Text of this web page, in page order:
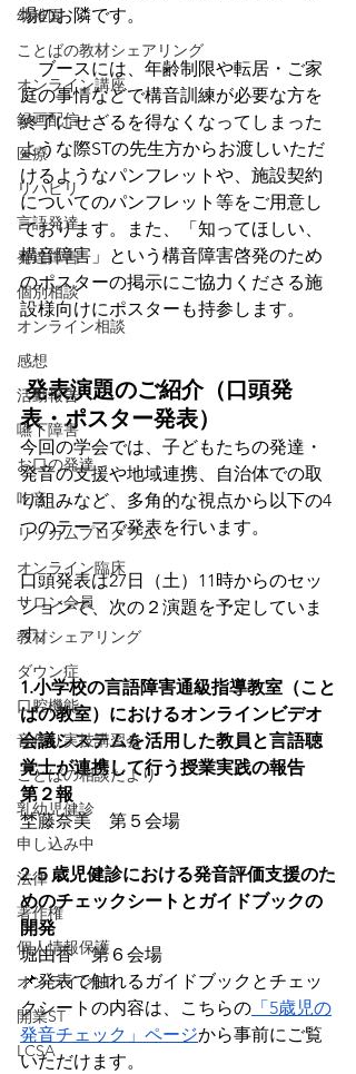
幼稚園
ことばの教材シェアリング
オンライン講座
録画配信
医療
リハビリ
言語発達
発達障害
個別相談
オンライン相談
感想
活動報告
嚥下障害
お口の発達
吃音
リッカムプログラム
オンライン臨床
サロン会員
教材シェアリング
ダウン症
口腔機能
音作り実技講習会
ことばの相談だより
乳幼児健診
申し込み中
法律
著作権
個人情報保護
オンラインST
開業ST
LCSA
場のお隣です。
ブースには、年齢制限や転居・ご家
庭の事情などで構音訓練が必要な方を
終了にせざるを得なくなってしまった
ような際STの先生方からお渡しいただ
けるようなパンフレットや、施設契約
についてのパンフレット等をご用意し
ております。また、「知ってほしい、
構音障害」という構音障害啓発のため
のポスターの掲示にご協力くださる施
設様向けにポスターも持参します。
発表演題のご紹介（口頭発
表・ポスター発表）
今回の学会では、子どもたちの発達・
発音の支援や地域連携、自治体での取
り組みなど、多角的な視点から以下の4
つのテーマで発表を行います。
口頭発表は27日（土）11時からのセッ
ションで、次の２演題を予定していま
す。
1.小学校の言語障害通級指導教室（こと
ばの教室）におけるオンラインビデオ
会議システムを活用した教員と言語聴
覚士が連携して行う授業実践の報告
第２報
埜藤奈美　第５会場
2.５歳児健診における発音評価支援のた
めのチェックシートとガイドブックの
開発
堀由香　第６会場
📌発表で触れるガイドブックとチェッ
クシートの内容は、こちらの 「5歳児の
発音チェック」ページから事前にご覧
いただけます。